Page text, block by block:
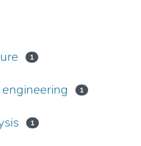
1
1
1